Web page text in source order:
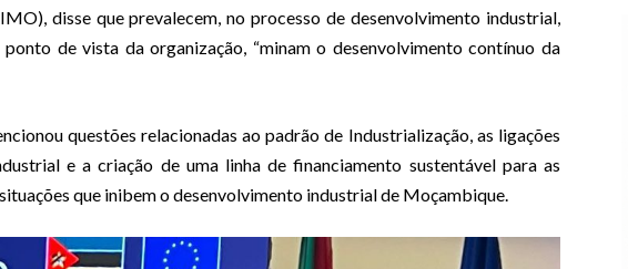
disse que prevalecem, no processo de desenvolvimento industrial,
de vista da organização, “minam o desenvolvimento contínuo da
questões relacionadas ao padrão de Industrialização, as ligações
e a criação de uma linha de financiamento sustentável para as
que inibem o desenvolvimento industrial de Moçambique.